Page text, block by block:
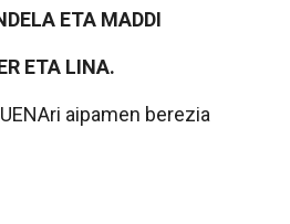
ETA MADDI
ETA LINA.
aipamen berezia